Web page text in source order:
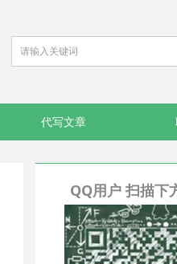
代写文章
QQ用户 扫描下